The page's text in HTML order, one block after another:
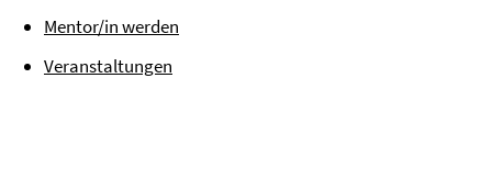
Mentor/in werden
Veranstaltungen